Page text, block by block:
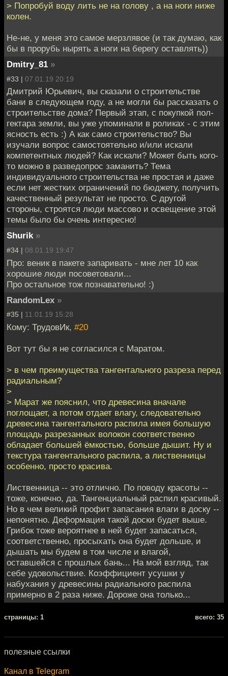
> Попробуй воду лить не на голову , а на ноги ниже
колен.
Не-не, у меня это самое мерзлявое (и так думаю, как
бы в прорубь нырять а ноги на берегу оставлять))
Dmitry_81 »
#33 | 07.01.19 20:19
Дмитрий Юрьевич, вы сказали о строительстве
бани в следующем году, а не могли бы рассказать о
строительстве дома? Первый этап, с покупкой пол-
гектара земли, вы уже упоминали в роликах - с этим
ясность есть :) А как само строительство? Вы
изучали вопрос самостоятельно и/или искали
компетентных людей? Как искали? Может быть кого-
то можно в разведопрос заманить? Тема
индивидуального строительства не простая и даже
если нет жестких ограничений по бюджету, получить
качественный результат не просто. С другой
стороны, строятся люди массово и освещение этой
темы было бы очень интересно!
Shurik »
#34 | 08.01.19 19:47
Про: веник в пакете запаривать - мне лет 10 как
хорошие люди посоветовали...
Про остальное тож познавательно! :)
RandomLex »
#35 | 11.01.19 15:28
Кому: ТрудовИк, #20
Вот тут бы я не согласился с Маратом.
> в чем преимущества тангентального разреза перед
радиальным?
>
> Марат же пояснил, что древесина вначале
поглощает, а потом отдает влагу, следовательно
древесина тангентального распила имея большую
площадь разрезанных волокон соответственно
обладает большей ёмкостью, больше дышит. Ну и
текстура тангентального распила, а лиственницы
особенно, просто красива.
Лиственница -- это отлично. По поводу красоты --
тоже, конечно, да. Тангенциальный распил красивый.
Но в чем великий профит запасания влаги в доску --
непонятно. Деформация такой доски будет выше.
Грибок тоже вероятнее в ней будет запасаться,
соответственно, просыхать она будет дольше, и
дышать мы будем в том числе и влагой,
оставшейся с прошлых бань... На мой взгляд, так
себе удовольствие. Коэффициент усушки у
набухания у древесины радиального распила
примерно в 2 раза ниже. Дороже она только...
cтраницы: 1 всего: 35
полезные ссылки
Канал в Telegram